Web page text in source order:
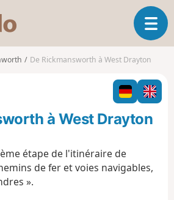
s
o
o
O
u
i
r
l
a
i
De Rickmansworth à West Drayton
à West Drayton
étape de l'itinéraire de
de fer et voies navigables,
».